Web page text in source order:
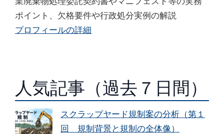
ポイント、欠格要件や行政処分実例の解説
プロフィールの詳細
人気記事（過去７日間）
スクラップヤード規制案の分析（第１
回 規制背景と規制の全体像）